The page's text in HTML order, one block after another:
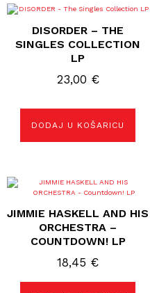
DISORDER – THE
SINGLES COLLECTION
LP
23,00 €
DODAJ U KOŠARICU
JIMMIE HASKELL AND HIS
ORCHESTRA –
COUNTDOWN! LP
18,45 €